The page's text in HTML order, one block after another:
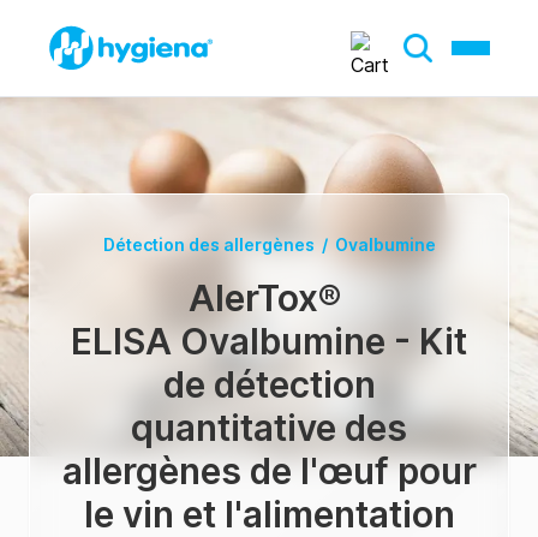
Détection des allergènes / Ovalbumine
AlerTox®
ELISA Ovalbumine - Kit
de détection
quantitative des
allergènes de l'œuf pour
le vin et l'alimentation